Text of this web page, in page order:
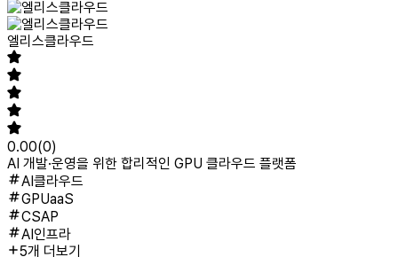
엘리스클라우드
0.00(0)
AI 개발·운영을 위한 합리적인 GPU 클라우드 플랫폼
AI클라우드
GPUaaS
CSAP
AI인프라
5개 더보기